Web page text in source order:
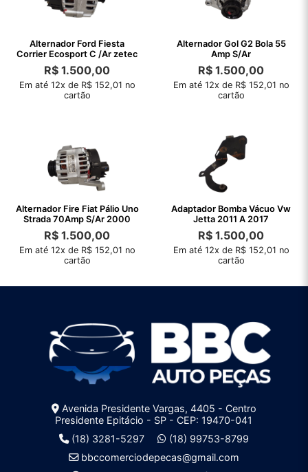
Alternador Ford Fiesta
Corrier Ecosport C /Ar zetec
R$ 1.500,00
Em até 12x de R$ 152,01 no
cartão
Alternador Gol G2 Bola 55
Amp S/Ar
R$ 1.500,00
Em até 12x de R$ 152,01 no
cartão
Alternador Fire Fiat Pálio Uno
Strada 70Amp S/Ar 2000
R$ 1.500,00
Em até 12x de R$ 152,01 no
cartão
Adaptador Bomba Vácuo Vw
Jetta 2011 A 2017
R$ 1.500,00
Em até 12x de R$ 152,01 no
cartão
Avenida Presidente Vargas, 4405 - Centro
Presidente Epitácio - SP - CEP: 19470-041
(18) 3281-5297
(18) 99753-8799
bbccomerciodepecas@gmail.com